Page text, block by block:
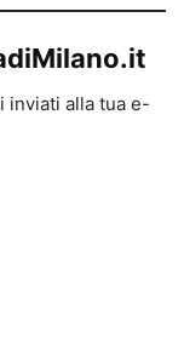
inviati alla tua e-